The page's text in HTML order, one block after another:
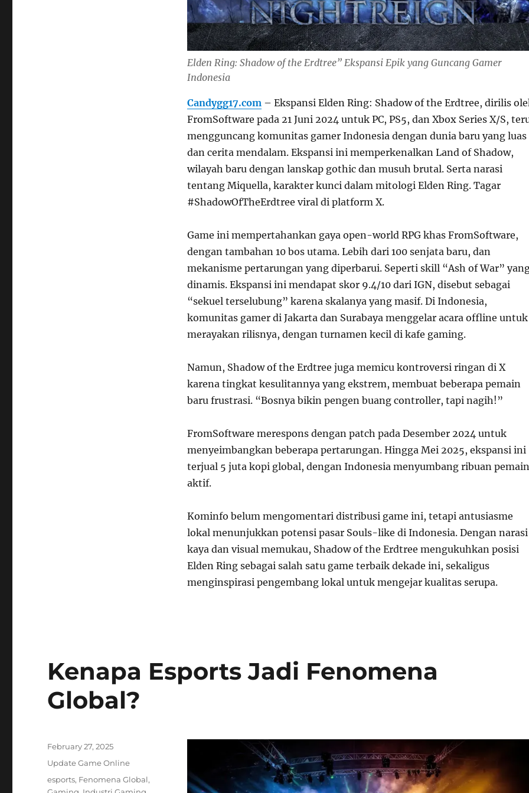
Elden Ring: Shadow of the Erdtree” Ekspansi Epik yang Guncang Gamer
Indonesia
Candygg17.com– Ekspansi Elden Ring: Shadow of the Erdtree, dirilis
FromSoftware pada 21 Juni 2024 untuk PC, PS5, dan Xbox Series X/S,
mengguncang komunitas gamer Indonesia dengan dunia baru yang luas
dan cerita mendalam. Ekspansi ini memperkenalkan Land of Shadow,
wilayah baru dengan lanskap gothic dan musuh brutal. Serta narasi
tentang Miquella, karakter kunci dalam mitologi Elden Ring. Tagar
#ShadowOfTheErdtree viral di platform X.
Game ini mempertahankan gaya open-world RPG khas FromSoftware,
dengan tambahan 10 bos utama. Lebih dari 100 senjata baru, dan
mekanisme pertarungan yang diperbarui. Seperti skill “Ash of War”
dinamis. Ekspansi ini mendapat skor 9.4/10 dari IGN, disebut sebagai
“sekuel terselubung” karena skalanya yang masif. Di Indonesia,
komunitas gamer di Jakarta dan Surabaya menggelar acara offline untuk
merayakan rilisnya, dengan turnamen kecil di kafe gaming.
Namun, Shadow of the Erdtree juga memicu kontroversi ringan di X
karena tingkat kesulitannya yang ekstrem, membuat beberapa pemain
baru frustrasi. “Bosnya bikin pengen buang controller, tapi nagih!”
FromSoftware merespons dengan patch pada Desember 2024 untuk
menyeimbangkan beberapa pertarungan. Hingga Mei 2025, ekspansi ini
terjual 5 juta kopi global, dengan Indonesia menyumbang ribuan pemain
aktif.
Kominfo belum mengomentari distribusi game ini, tetapi antusiasme
lokal menunjukkan potensi pasar Souls-like di Indonesia. Dengan narasi
kaya dan visual memukau, Shadow of the Erdtree mengukuhkan posisi
Elden Ring sebagai salah satu game terbaik dekade ini, sekaligus
menginspirasi pengembang lokal untuk mengejar kualitas serupa.
Kenapa Esports Jadi Fenomena
Global?
Posted
February 27, 2025
Categories
Update Game Online
Tags
esports, Fenomena Global,